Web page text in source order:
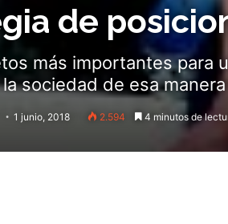
de
más importantes para
sociedad de esa
1 junio, 2018 2.594 4 minutos de